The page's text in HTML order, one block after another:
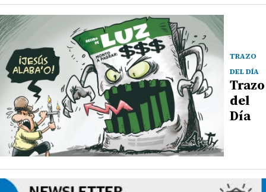
TRAZO
DEL DÍA
Trazo
del
Día